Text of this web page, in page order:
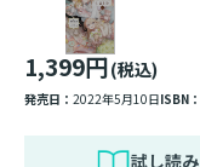
1,399円(税込)
発売日： 2022年5月10日ISBN：
試し読み